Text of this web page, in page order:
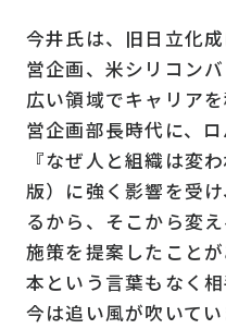
今井氏は、旧日立化
営企画、米シリコン
広い領域でキャリア
営企画部長時代に、
『なぜ人と組織は変
版）に強く影響を受
るから、そこから変
施策を提案したこと
本という言葉もなく
今は追い風が吹いて